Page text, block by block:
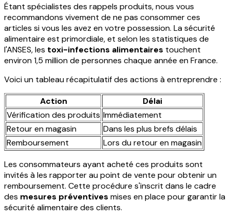
Étant spécialistes des rappels produits, nous vous
recommandons vivement de ne pas consommer ces
articles si vous les avez en votre possession. La sécurité
alimentaire est primordiale, et selon les statistiques de
l'ANSES, les toxi-infections alimentaires touchent
environ 1,5 million de personnes chaque année en France.
Voici un tableau récapitulatif des actions à entreprendre :
Action
Délai
Vérification des produits Immédiatement
Retour en magasin
Dans les plus brefs délais
Remboursement
Lors du retour en magasin
Les consommateurs ayant acheté ces produits sont
invités à les rapporter au point de vente pour obtenir un
remboursement. Cette procédure s'inscrit dans le cadre
des mesures préventives mises en place pour garantir la
sécurité alimentaire des clients.